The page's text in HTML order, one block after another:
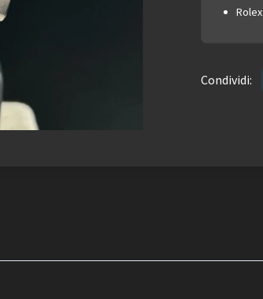
Rolex
Condividi: